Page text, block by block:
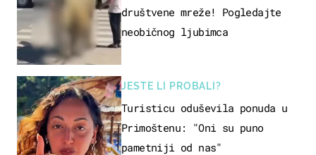
društvene mreže! Pogledajte
neobičnog ljubimca
JESTE LI PROBALI?
Turisticu oduševila ponuda u
Primoštenu: "Oni su puno
pametniji od nas"